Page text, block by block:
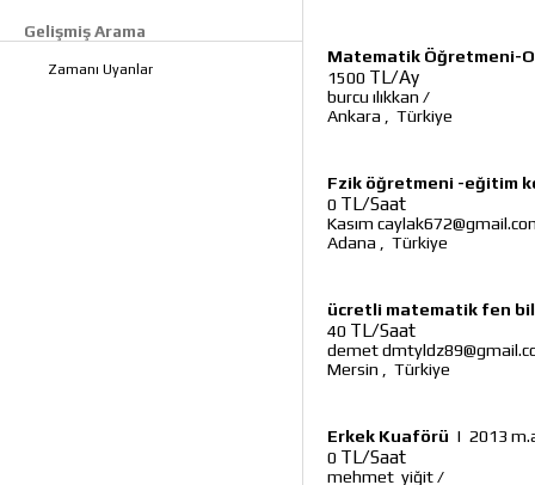
Gelişmiş Arama
Zamanı Uyanlar
Matematik Öğretmeni-
1500 TL/Ay
burcu ılıkkan /
Ankara
Türkiye
Fzik öğretmeni -eğitim
0 TL/Saat
Kasım
Adana
Türkiye
ücretli matematik fen
40 TL/Saat
demet
Mersin
Türkiye
Erkek Kuaförü | 2013
0 TL/Saat
mehmet yiğit/